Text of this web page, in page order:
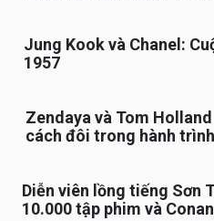
Jung Kook và Chanel:
1957
Zendaya và Tom
cách đôi trong hành
Diễn viên lồng tiếng Sơn
10.000 tập phim và